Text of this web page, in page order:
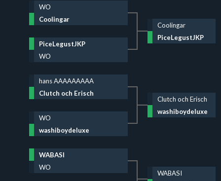
WO
Coolingar
PiceLegustJKP
WO
hans AAAAAAAAA
Clutch och Erisch
WO
washiboydeluxe
WABASI
WO
Coolingar
PiceLegustJKP
Clutch och Erisch
washiboydeluxe
WABASI